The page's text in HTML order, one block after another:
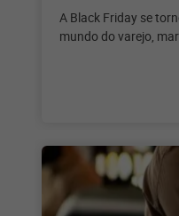
A Black Friday se
mundo do varejo,